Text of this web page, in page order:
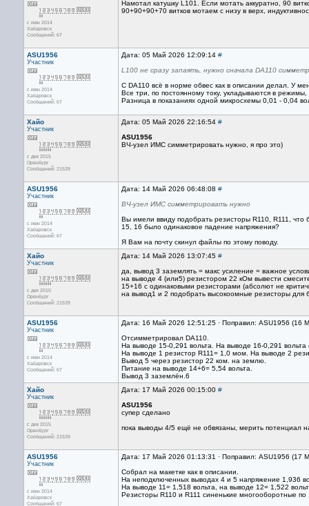
с июн 2014
Хабаровск
Сообщений: 67
Намотал катушку L101. Если мотать аккуратно, 90
90+90+90+70 витков мотаем с низу в верх,
ASU1956
Участник
с июн 2014
Хабаровск
Сообщений: 67
Дата: 05 Май 2026 12:09:14 #
L100 не сразу запаять, нужно сначала DA110
С DA110 всё в норме обвес как в описании делал. У
Все три, по постоянному току, укладываются в
Разница в показаниях одной микросхемы 0,01 - 0,04
Хайо
Участник
с дек 2015
Оренбург
Сообщений: 21539
Дата: 05 Май 2026 22:16:54 #
ASU1956
ВЧ-узел ИМС симметрировать нужно, я про это)
ASU1956
Участник
с июн 2014
Хабаровск
Сообщений: 67
Дата: 14 Май 2026 06:48:08 #
ВЧ-узел ИМС симметрировать нужно
Вы имели ввиду подобрать резисторы R110, R111, что
15, 16 было одинаковое падение напряжения?
Я Вам на почту скинул файлы по этому поводу.
Хайо
Участник
с дек 2015
Оренбург
Сообщений: 21539
Дата: 14 Май 2026 13:07:45 #
да, вывод 3 заземлять = макс усиление = важное
на выводе 4 (или5) резистором 22 кОм вывести
15+16 с одинаковыми резисторами (абсолют не
на вывод1 и 2 подобрать высокоомные резисторы
ASU1956
Участник
с июн 2014
Хабаровск
Сообщений: 67
Дата: 16 Май 2026 12:51:25 · Поправил: ASU1956 (16
Отсимметрировал DA110.
На выводе 15-0,291 вольта. На выводе 16-0,291
На выводе 1 резистор R111= 1,0 мом. На выводе 2
Вывод 5 через резистор 22 ком. на землю.
Питание на выводе 14+6= 5,54 вольта.
Вывод 3 заземлён.6
Хайо
Участник
с дек 2015
Оренбург
Сообщений: 21539
Дата: 17 Май 2026 00:15:00 #
ASU1956
супер сделано
пока выводы 4/5 ещё не обвязаны, мерить потенциал
ASU1956
Участник
с июн 2014
Хабаровск
Сообщений: 67
Дата: 17 Май 2026 01:13:31 · Поправил: ASU1956 (17
Собрал на макетке как в описании.
На неподключенных выводах 4 и 5 напряжение 1,936
На выводе 11= 1,518 вольта, на выводе 12= 1,522
Резисторы R110 и R111 синенькие многооборотные по